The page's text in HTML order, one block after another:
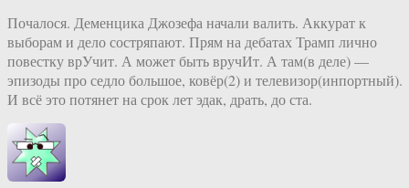
Почалося. Деменцика Джозефа начали валить. Аккурат к
выборам и дело состряпают. Прям на дебатах Трамп лично
повестку врУчит. А может быть вручИт. А там(в деле) —
эпизоды про седло большое, ковёр(2) и телевизор(инпортный).
И всё это потянет на срок лет эдак, драть, до ста.